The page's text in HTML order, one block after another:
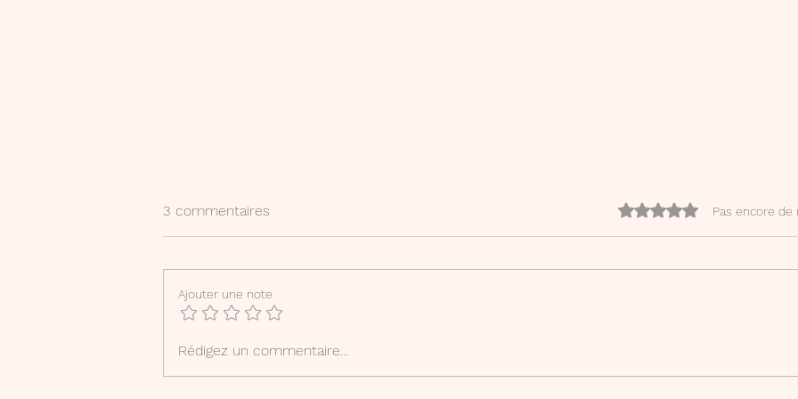
Je t' accuse
3 commentaires Noté 0 étoile sur 5.Pas encore de
Ajouter une note
Rédigez un commentaire...